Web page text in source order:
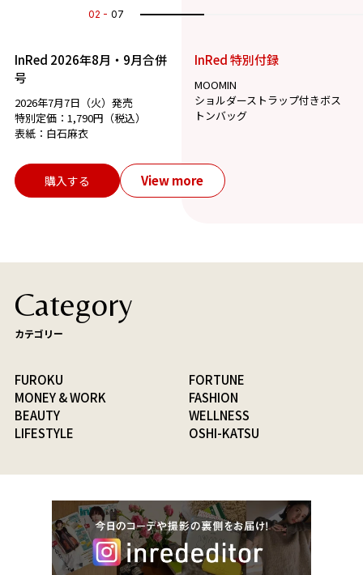
02 07
InRed 2026年8月・9月合併
号
2026年7月7日（火）発売
特別定価：1,790円（税込）
表紙：白石麻衣
InRed 特別付録
MOOMIN
ショルダーストラップ付きボス
トンバッグ
購入する View more
Category
カテゴリー
FUROKU
FORTUNE
MONEY & WORK
FASHION
BEAUTY
WELLNESS
LIFESTYLE
OSHI-KATSU